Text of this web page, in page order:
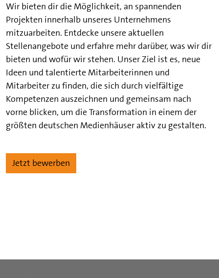
Wir bieten dir die Möglichkeit, an spannenden
Projekten innerhalb unseres Unternehmens
mitzuarbeiten. Entdecke unsere aktuellen
Stellenangebote und erfahre mehr darüber, was wir dir
bieten und wofür wir stehen. Unser Ziel ist es, neue
Ideen und talentierte Mitarbeiterinnen und
Mitarbeiter zu finden, die sich durch vielfältige
Kompetenzen auszeichnen und gemeinsam nach
vorne blicken, um die Transformation in einem der
größten deutschen Medienhäuser aktiv zu gestalten.
Jetzt bewerben